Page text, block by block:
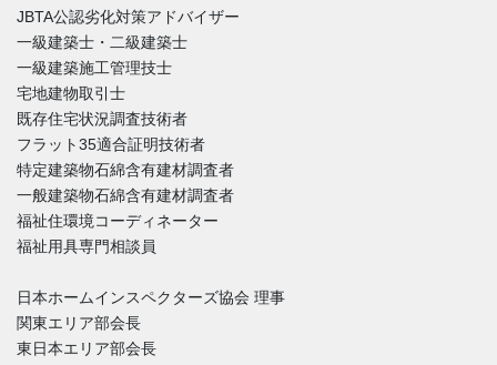
JBTA公認劣化対策アドバイザー
一級建築士・二級建築士
一級建築施工管理技士
宅地建物取引士
既存住宅状況調査技術者
フラット35適合証明技術者
特定建築物石綿含有建材調査者
一般建築物石綿含有建材調査者
福祉住環境コーディネーター
福祉用具専門相談員
日本ホームインスペクターズ協会 理事
関東エリア部会長
東日本エリア部会長